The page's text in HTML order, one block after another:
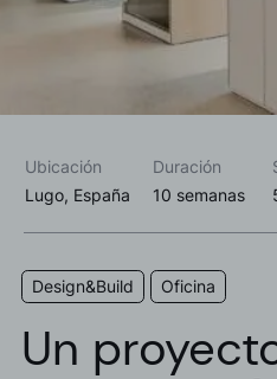
Ubicación Duración
Lugo, España
10 semanas
Design&Build Oficina
Un